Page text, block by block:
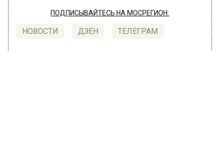
ПОДПИСЫВАЙТЕСЬ НА МОСРЕГИОН:
НОВОСТИ ДЗЕН ТЕЛЕГРАМ